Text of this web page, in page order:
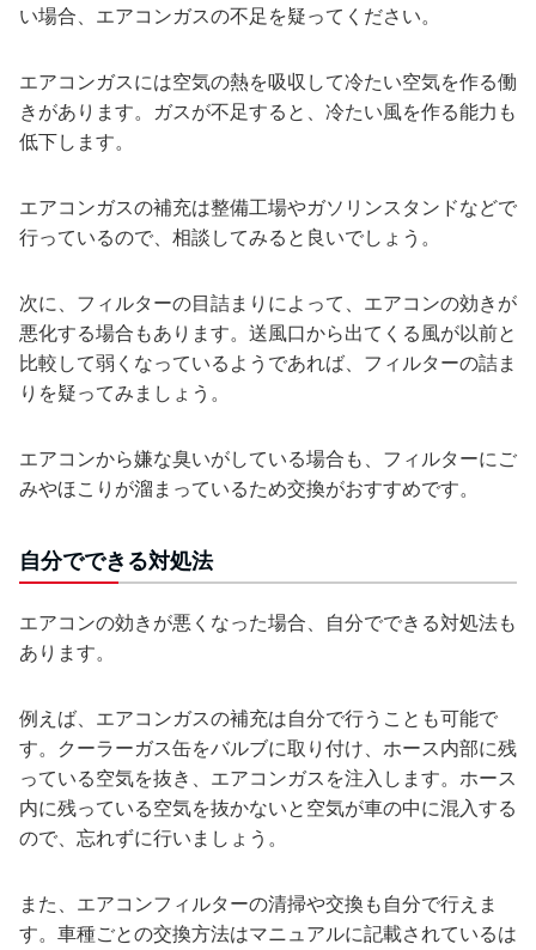
い場合、エアコンガスの不足を疑ってください。
エアコンガスには空気の熱を吸収して冷たい空気を作る働
きがあります。ガスが不足すると、冷たい風を作る能力も
低下します。
エアコンガスの補充は整備工場やガソリンスタンドなどで
行っているので、相談してみると良いでしょう。
次に、フィルターの目詰まりによって、エアコンの効きが
悪化する場合もあります。送風口から出てくる風が以前と
比較して弱くなっているようであれば、フィルターの詰ま
りを疑ってみましょう。
エアコンから嫌な臭いがしている場合も、フィルターにご
みやほこりが溜まっているため交換がおすすめです。
自分でできる対処法
エアコンの効きが悪くなった場合、自分でできる対処法も
あります。
例えば、エアコンガスの補充は自分で行うことも可能で
す。クーラーガス缶をバルブに取り付け、ホース内部に残
っている空気を抜き、エアコンガスを注入します。ホース
内に残っている空気を抜かないと空気が車の中に混入する
ので、忘れずに行いましょう。
また、エアコンフィルターの清掃や交換も自分で行えま
す。車種ごとの交換方法はマニュアルに記載されているは